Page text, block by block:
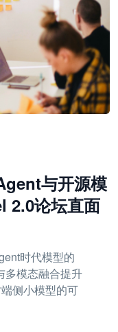
与开源模
2.0论坛直面
时代模型的
多模态融合提升
侧小模型的可